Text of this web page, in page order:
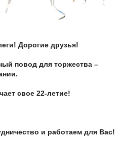
Дорогие друзья!
повод для торжества –
свое 22-летие!
и работаем для Вас!